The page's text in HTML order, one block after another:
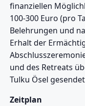
finanziellen
100-300 Euro (pro
Belehrungen und
Erhalt der
und des Retreats
Tulku Ösel
Zeitplan